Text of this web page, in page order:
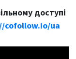
доступі
cofollow.io/ua